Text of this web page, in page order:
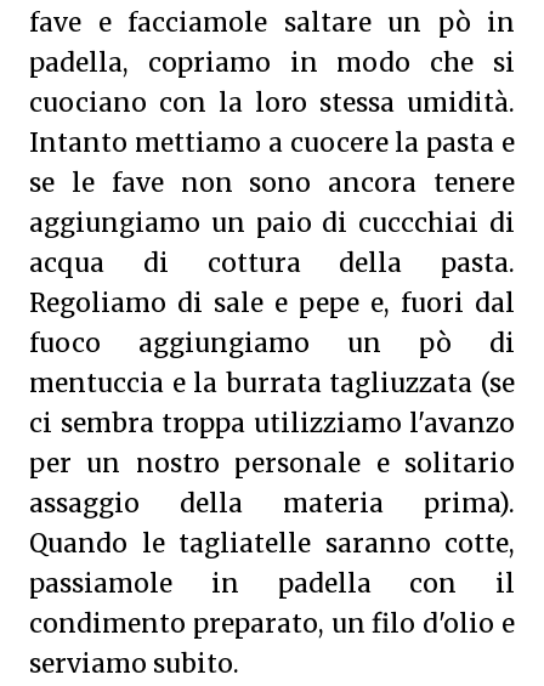
fave e facciamole saltare un pò in
padella, copriamo in modo che si
cuociano con la loro stessa umidità.
Intanto mettiamo a cuocere la pasta e
se le fave non sono ancora tenere
aggiungiamo un paio di cuccchiai di
acqua di cottura della pasta.
Regoliamo di sale e pepe e, fuori dal
fuoco aggiungiamo un pò di
mentuccia e la burrata tagliuzzata (se
ci sembra troppa utilizziamo l'avanzo
per un nostro personale e solitario
assaggio della materia prima).
Quando le tagliatelle saranno cotte,
passiamole in padella con il
condimento preparato, un filo d'olio e
serviamo subito.